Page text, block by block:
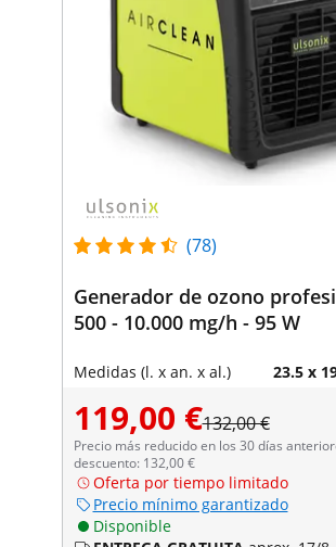
(78)
Generador de ozono
500 - 10.000 mg/h - 95 W
Medidas (l. x an. x al.) 23.5 x
119,00 €132,00 €
Precio más reducido en los 30 días
descuento: 132,00 €
Oferta por tiempo limitado
Precio mínimo garantizado
Disponible